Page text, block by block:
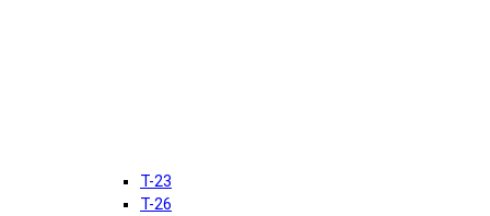
T-23
T-26